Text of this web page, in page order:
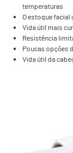
temperaturas
O estoque facial
Vida útil mais
Resistência
Poucas opções
Vida útil da